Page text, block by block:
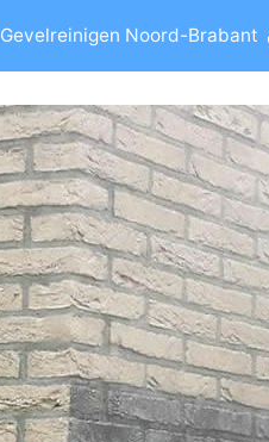
Gevelreinigen Noord-Brabant